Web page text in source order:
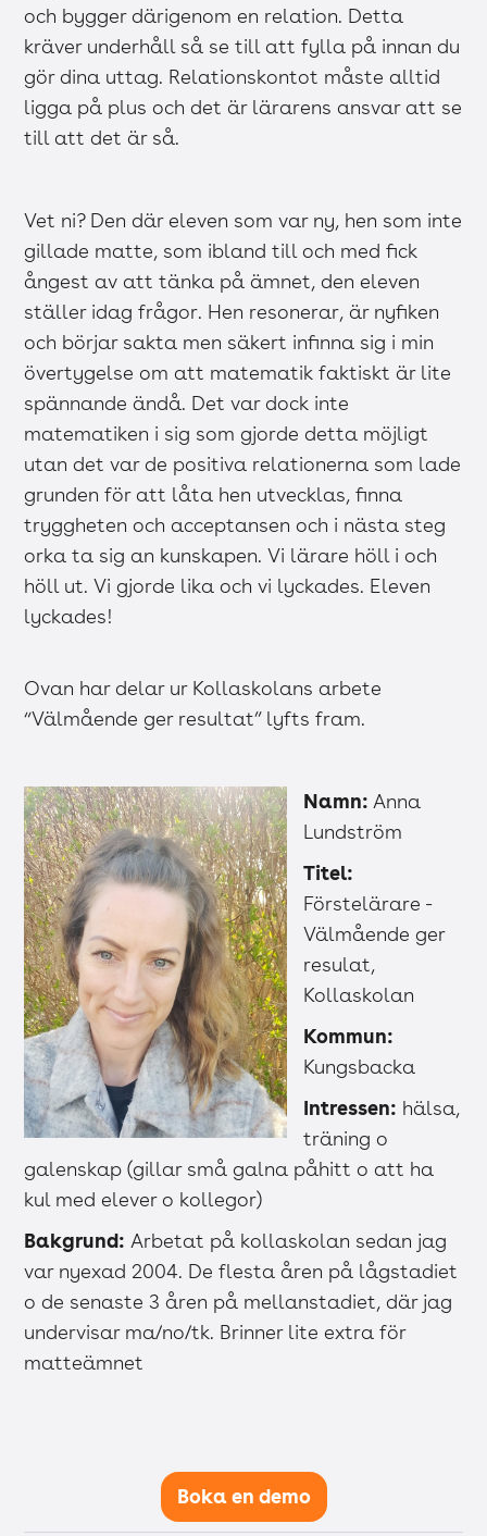
och bygger därigenom en relation. Detta
kräver underhåll så se till att fylla på innan du
gör dina uttag. Relationskontot måste alltid
ligga på plus och det är lärarens ansvar att se
till att det är så.
Vet ni? Den där eleven som var ny, hen som inte
gillade matte, som ibland till och med fick
ångest av att tänka på ämnet, den eleven
ställer idag frågor. Hen resonerar, är nyfiken
och börjar sakta men säkert infinna sig i min
övertygelse om att matematik faktiskt är lite
spännande ändå. Det var dock inte
matematiken i sig som gjorde detta möjligt
utan det var de positiva relationerna som lade
grunden för att låta hen utvecklas, finna
tryggheten och acceptansen och i nästa steg
orka ta sig an kunskapen. Vi lärare höll i och
höll ut. Vi gjorde lika och vi lyckades. Eleven
lyckades!
Ovan har delar ur Kollaskolans arbete
“Välmående ger resultat” lyfts fram.
Namn:Anna
Lundström
Titel:
Förstelärare -
Välmående ger
resulat,
Kollaskolan
Kommun:
Kungsbacka
Intressen: hälsa,
träning o
galenskap (gillar små galna påhitt o att ha
kul med elever o kollegor)
Bakgrund: Arbetat på kollaskolan sedan jag
var nyexad 2004. De flesta åren på lågstadiet
o de senaste 3 åren på mellanstadiet, där jag
undervisar ma/no/tk. Brinner lite extra för
matteämnet
Boka en demo